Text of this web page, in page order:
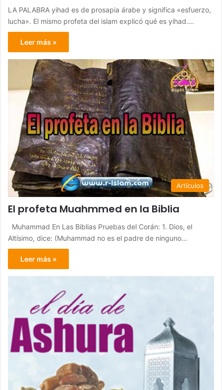
LA PALABRA yihad es de prosapia árabe y significa «esfuerzo,
lucha». El mismo profeta del islam explicó qué es yihad.…
Leer más »
Artículos
El profeta Muahmmed en la Biblia
Muhammad En Las Biblias Pruebas del Corán: 1. Dios, el
Altísimo, dice: (Muhammad no es el padre de ninguno…
Leer más »